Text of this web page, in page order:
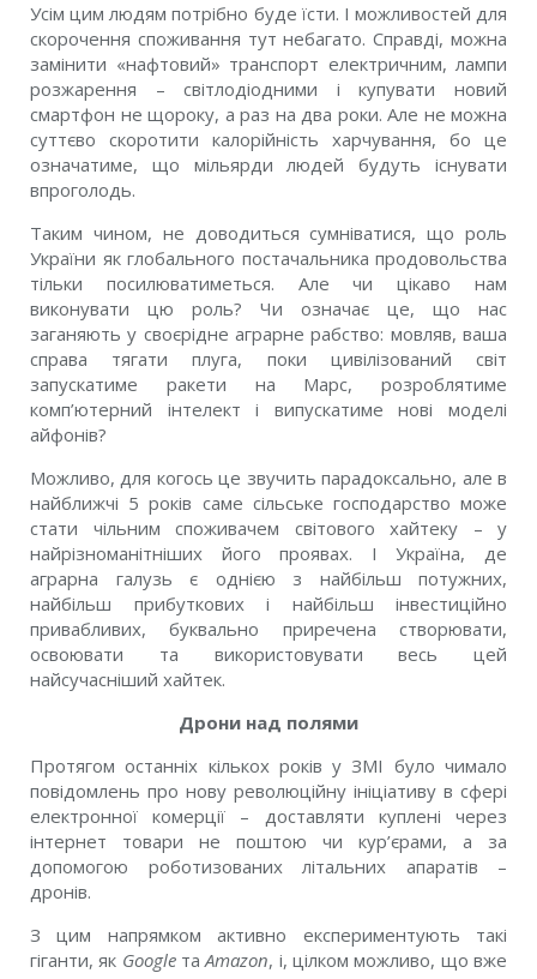
Усім цим людям потрібно буде їсти. І можливостей для
скорочення споживання тут небагато. Справді, можна
замінити «нафтовий» транспорт електричним, лампи
розжарення – світлодіодними і купувати новий
смартфон не щороку, а раз на два роки. Але не можна
суттєво скоротити калорійність харчування, бо це
означатиме, що мільярди людей будуть існувати
впроголодь.
Таким чином, не доводиться сумніватися, що роль
України як глобального постачальника продовольства
тільки посилюватиметься. Але чи цікаво нам
виконувати цю роль? Чи означає це, що нас
заганяють у своєрідне аграрне рабство: мовляв, ваша
справа тягати плуга, поки цивілізований світ
запускатиме ракети на Марс, розроблятиме
комп’ютерний інтелект і випускатиме нові моделі
айфонів?
Можливо, для когось це звучить парадоксально, але в
найближчі 5 років саме сільське господарство може
стати чільним споживачем світового хайтеку – у
найрізноманітніших його проявах. І Україна, де
аграрна галузь є однією з найбільш потужних,
найбільш прибуткових і найбільш інвестиційно
привабливих, буквально приречена створювати,
освоювати та використовувати весь цей
найсучасніший хайтек.
Дрони над полями
Протягом останніх кількох років у ЗМІ було чимало
повідомлень про нову революційну ініціативу в сфері
електронної комерції – доставляти куплені через
інтернет товари не поштою чи кур’єрами, а за
допомогою роботизованих літальних апаратів –
дронів.
З цим напрямком активно експериментують такі
гіганти, як GoogleтаAmazon, і, цілком можливо, що вже